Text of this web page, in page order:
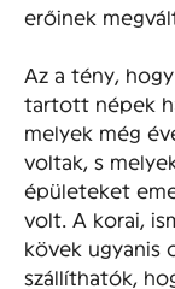
erőinek
Az a tény,
tartott népek
melyek még
voltak, s
épületeket
volt. A korai,
kövek ugyanis
szállíthatók,